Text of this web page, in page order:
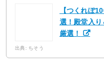
【つくれぽ
選！殿堂入
厳選！
出典: ちそう